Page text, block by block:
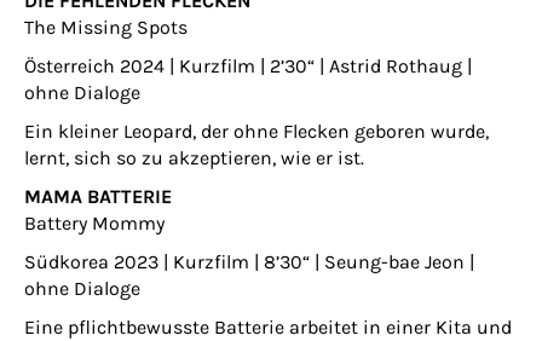
The Missing Spots
Österreich 2024 | Kurzfilm | 2’30“ | Astrid Rothaug |
ohne Dialoge
Ein kleiner Leopard, der ohne Flecken geboren wurde,
lernt, sich so zu akzeptieren, wie er ist.
MAMA BATTERIE
Battery Mommy
Südkorea 2023 | Kurzfilm | 8’30“ | Seung-bae Jeon |
ohne Dialoge
Eine pflichtbewusste Batterie arbeitet in einer Kita und